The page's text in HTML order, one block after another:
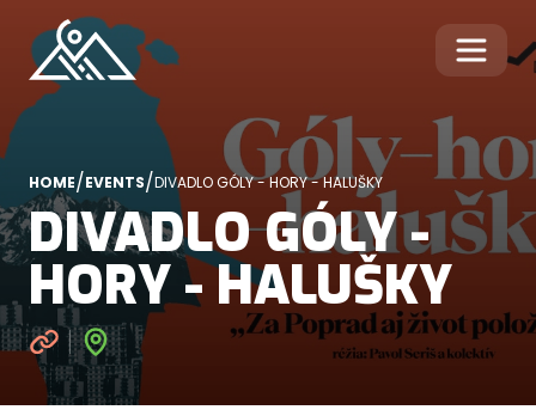
HOME/EVENTS/DIVADLO GÓLY - HORY - HALUŠKY
DIVADLO GÓLY -
HORY - HALUŠKY